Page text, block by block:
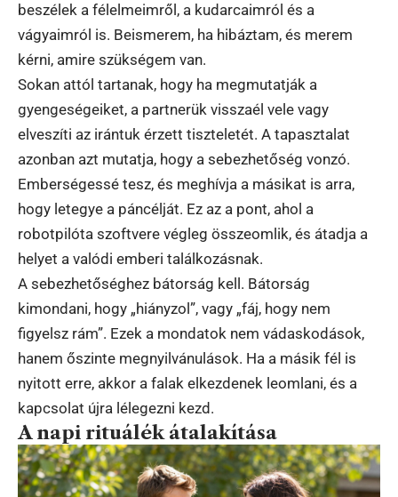
beszélek a félelmeimről, a kudarcaimról és a
vágyaimról is. Beismerem, ha hibáztam, és merem
kérni, amire szükségem van.
Sokan attól tartanak, hogy ha megmutatják a
gyengeségeiket, a partnerük visszaél vele vagy
elveszíti az irántuk érzett tiszteletét. A tapasztalat
azonban azt mutatja, hogy a sebezhetőség vonzó.
Emberségessé tesz, és meghívja a másikat is arra,
hogy letegye a páncélját. Ez az a pont, ahol a
robotpilóta szoftvere végleg összeomlik, és átadja a
helyet a valódi emberi találkozásnak.
A sebezhetőséghez bátorság kell. Bátorság
kimondani, hogy „hiányzol”, vagy „fáj, hogy nem
figyelsz rám”. Ezek a mondatok nem vádaskodások,
hanem őszinte megnyilvánulások. Ha a másik fél is
nyitott erre, akkor a falak elkezdenek leomlani, és a
kapcsolat újra lélegezni kezd.
A napi rituálék átalakítása